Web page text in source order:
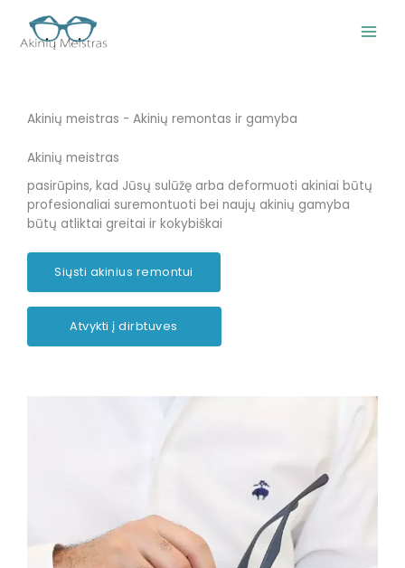
turinio
Akinių meistras - Akinių remontas ir gamyba
Akinių meistras
pasirūpins, kad Jūsų sulūžę arba deformuoti akiniai būtų
profesionaliai suremontuoti bei naujų akinių gamyba
būtų atliktai greitai ir kokybiškai
Siųsti akinius remontui
Atvykti į dirbtuves